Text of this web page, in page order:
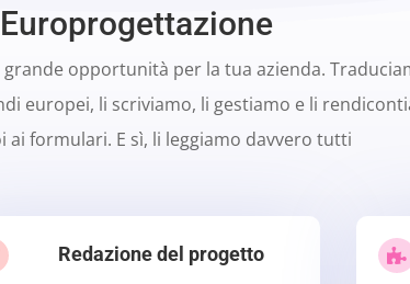
Europrogettazione
opportunità per la tua azienda.
europei, li scriviamo, li gestiamo e li
ai formulari. E sì, li leggiamo davvero tutti
Redazione del progetto 